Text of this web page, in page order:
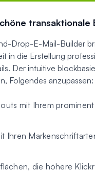
transaktionale
Drop-E-Mail-Builder
in die Erstellung
Der intuitive
Folgendes anzupassen:
mit Ihrem
Ihren
die höhere